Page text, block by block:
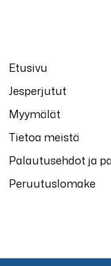
Etusivu
Jesperjutut
Myymälät
Tietoa meistä
Palautusehdot ja
Peruutuslomake